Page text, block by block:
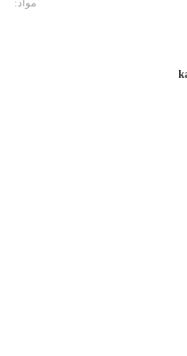
مواد: